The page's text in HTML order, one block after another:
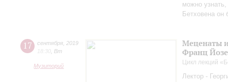
можно
Бетховена
17 сентября 2019
18:30 Вт
Музиторий
Меценаты
Франц
Цикл лекций
Лектор -